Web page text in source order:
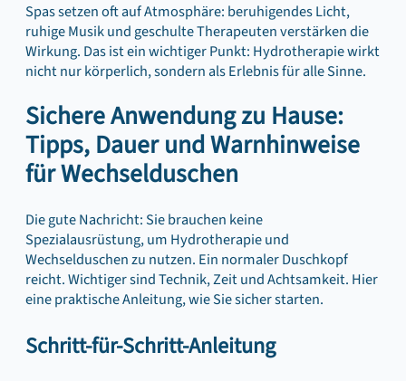
Spas setzen oft auf Atmosphäre: beruhigendes Licht,
ruhige Musik und geschulte Therapeuten verstärken die
Wirkung. Das ist ein wichtiger Punkt: Hydrotherapie wirkt
nicht nur körperlich, sondern als Erlebnis für alle Sinne.
Sichere Anwendung zu Hause:
Tipps, Dauer und Warnhinweise
für Wechselduschen
Die gute Nachricht: Sie brauchen keine
Spezialausrüstung, um Hydrotherapie und
Wechselduschen zu nutzen. Ein normaler Duschkopf
reicht. Wichtiger sind Technik, Zeit und Achtsamkeit. Hier
eine praktische Anleitung, wie Sie sicher starten.
Schritt-für-Schritt-Anleitung